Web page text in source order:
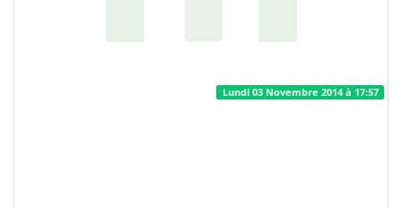
Lundi 03 Novembre 2014 à 17:57